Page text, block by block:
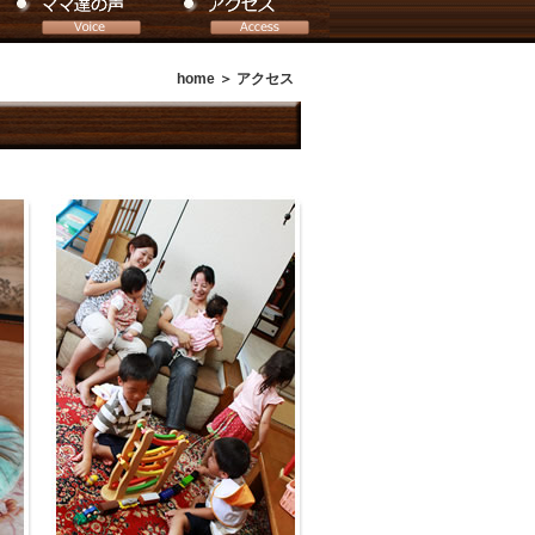
home ＞ アクセス